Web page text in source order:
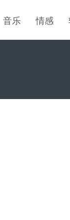
音乐 情感